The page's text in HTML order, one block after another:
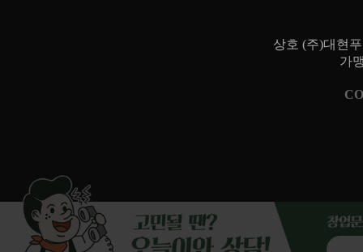
상호 (주)대
가